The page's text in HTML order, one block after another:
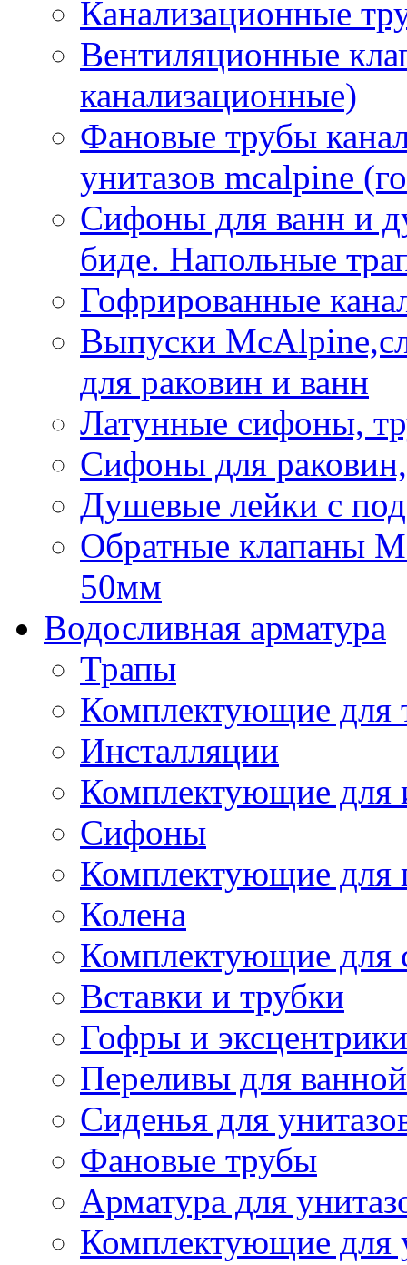
Канализационные
Вентиляционные
канализационные)
Фановые трубы
унитазов mcalpine
Сифоны для ванн и
биде. Напольные
Гофрированные
Выпуски
для раковин и ванн
Латунные сифоны,
Сифоны для
Душевые лейки с
Обратные клапаны
50мм
Водосливная арматура
Трапы
Комплектующие для
Инсталляции
Комплектующие для
Сифоны
Комплектующие для
Колена
Комплектующие для
Вставки и трубки
Гофры и эксцентрики
Переливы для ванной
Сиденья для
Фановые трубы
Арматура для
Комплектующие для